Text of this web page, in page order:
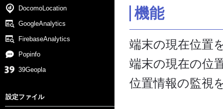
DocomoLocation
GoogleAnalytics
FirebaseAnalytics
Popinfo
39Geopla
設定ファイル
機能
端末の現在位置
端末の現在の位
位置情報の監視